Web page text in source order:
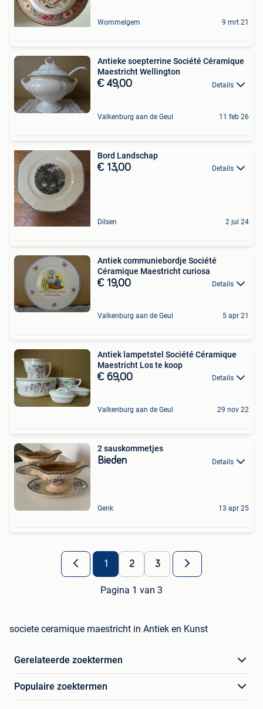
Wommelgem 9 mrt 21
Antieke soepterrine Société Céramique
Maestricht Wellington
€ 49,00 Details
Valkenburg aan de Geul 11 feb 26
Bord Landschap
€ 13,00 Details
Dilsen 2 jul 24
Antiek communiebordje Société
Céramique Maestricht curiosa
€ 19,00 Details
Valkenburg aan de Geul 5 apr 21
Antiek lampetstel Société Céramique
Maestricht Los te koop
€ 69,00 Details
Valkenburg aan de Geul 29 nov 22
2 sauskommetjes
Bieden Details
Genk 13 apr 25
1 2 3
Pagina 1 van 3
societe ceramique maestricht in Antiek en Kunst
Gerelateerde zoektermen
Populaire zoektermen